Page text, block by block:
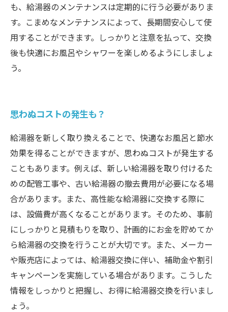
も、給湯器のメンテナンスは定期的に行う必要がありま
す。こまめなメンテナンスによって、長期間安心して使
用することができます。しっかりと注意を払って、交換
後も快適にお風呂やシャワーを楽しめるようにしましょ
う。
思わぬコストの発生も？
給湯器を新しく取り換えることで、快適なお風呂と節水
効果を得ることができますが、思わぬコストが発生する
こともあります。例えば、新しい給湯器を取り付けるた
めの配管工事や、古い給湯器の撤去費用が必要になる場
合があります。また、高性能な給湯器に交換する際に
は、設備費が高くなることがあります。そのため、事前
にしっかりと見積もりを取り、計画的にお金を貯めてか
ら給湯器の交換を行うことが大切です。また、メーカー
や販売店によっては、給湯器交換に伴い、補助金や割引
キャンペーンを実施している場合があります。こうした
情報をしっかりと把握し、お得に給湯器交換を行いまし
ょう。